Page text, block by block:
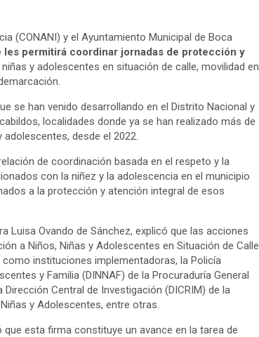
(CONANI) y el Ayuntamiento Municipal de Boca
permitirá coordinar jornadas de protección y
niñas y adolescentes en situación de calle, movilidad en
se han venido desarrollando en el Distrito Nacional y
localidades donde ya se han realizado más de
desde el 2022.
de coordinación basada en el respeto y la
con la niñez y la adolescencia en el municipio
a la protección y atención integral de esos
Luisa Ovando de Sánchez, explicó que las acciones
a Niños, Niñas y Adolescentes en Situación de Calle
instituciones implementadoras, la Policía
y Familia (DINNAF) de la Procuraduría General
Dirección Central de Investigación (DICRIM) de la
y Adolescentes, entre otras.
esta firma constituye un avance en la tarea de